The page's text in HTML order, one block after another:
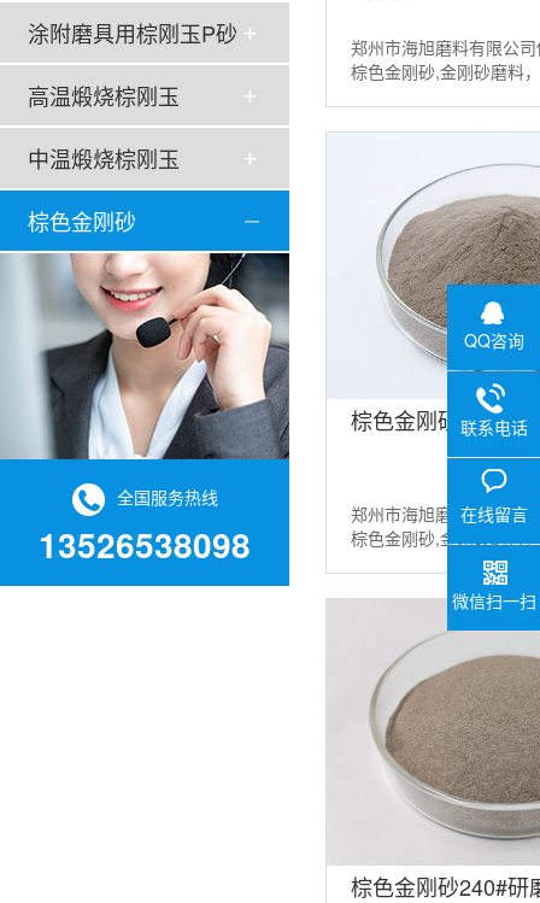
涂附磨具用棕刚玉P砂
高温煅烧棕刚玉
中温煅烧棕刚玉
棕色金刚砂
全国服务热线
13526538098
郑州市海旭磨料有限公
棕色金刚砂,金刚砂磨料
棕色金刚砂400#棕
郑州市海旭磨料有限公
棕色金刚砂,金刚砂磨料
粉，棕色氧化铝等磨料
请联系：13526538098...
棕色金刚砂240#研
QQ咨询
联系电话
在线留言
微信扫一扫